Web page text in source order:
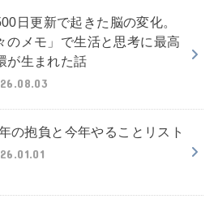
日更新で起きた脳の変化。
のメモ」で生活と思考に最高
が生まれた話
の抱負と今年やることリスト